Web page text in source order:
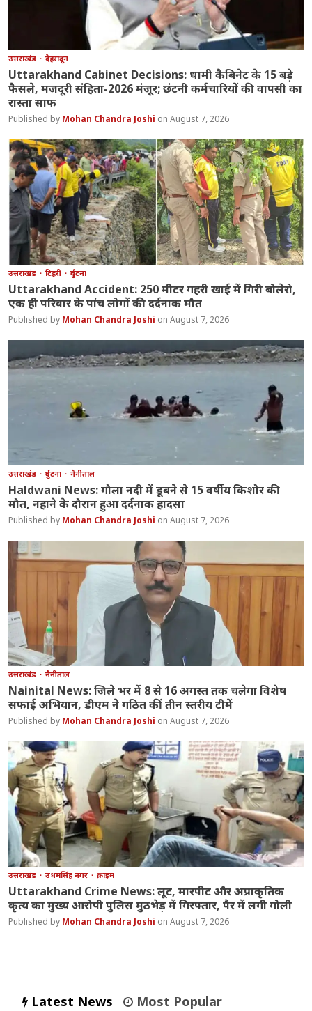
उत्तराखंड देहरादून
Uttarakhand Cabinet Decisions: धामी कैबिनेट के 15 बड़े
फैसले, मजदूरी संहिता-2026 मंजूर; छंटनी कर्मचारियों की वापसी का
रास्ता साफ
Mohan Chandra Joshi August 7, 2026
उत्तराखंड टिहरी दुर्घटना
Uttarakhand Accident: 250 मीटर गहरी खाई में गिरी बोलेरो,
एक ही परिवार के पांच लोगों की दर्दनाक मौत
Mohan Chandra Joshi August 7, 2026
उत्तराखंड दुर्घटना नैनीताल
Haldwani News: गौला नदी में डूबने से 15 वर्षीय किशोर की
मौत, नहाने के दौरान हुआ दर्दनाक हादसा
Mohan Chandra Joshi August 7, 2026
उत्तराखंड नैनीताल
Nainital News: जिले भर में 8 से 16 अगस्त तक चलेगा विशेष
सफाई अभियान, डीएम ने गठित कीं तीन स्तरीय टीमें
Mohan Chandra Joshi August 7, 2026
उत्तराखंड उधमसिंह नगर क्राइम
Uttarakhand Crime News: लूट, मारपीट और अप्राकृतिक
कृत्य का मुख्य आरोपी पुलिस मुठभेड़ में गिरफ्तार, पैर में लगी गोली
Mohan Chandra Joshi August 7, 2026
Latest News Most Popular